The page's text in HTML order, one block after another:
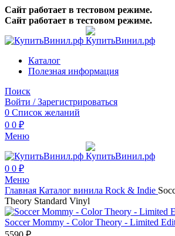
Сайт работает в тестовом режиме.
Сайт работает в тестовом режиме.
Каталог
Полезная информация
Поиск
Войти / Зарегистрироваться
0 Список желаний
0 0 ₽
Меню
0 0 ₽
Меню
Главная Каталог винила Rock & Indie
Theory Standard Vinyl
Soccer Mommy - Color Theory - Limited